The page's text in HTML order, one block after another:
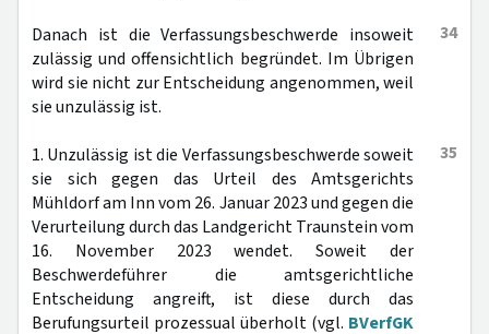
34
Danach ist die Verfassungsbeschwerde insoweit
zulässig und offensichtlich begründet. Im Übrigen
wird sie nicht zur Entscheidung angenommen, weil
sie unzulässig ist.
35
1. Unzulässig ist die Verfassungsbeschwerde soweit
sie sich gegen das Urteil des Amtsgerichts
Mühldorf am Inn vom 26. Januar 2023 und gegen die
Verurteilung durch das Landgericht Traunstein vom
16. November 2023 wendet. Soweit der
Beschwerdeführer die amtsgerichtliche
Entscheidung angreift, ist diese durch das
Berufungsurteil prozessual überholt (vgl. BVerfGK